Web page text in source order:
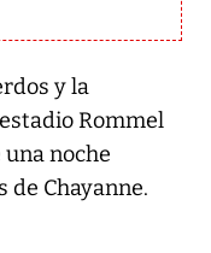
y la
Rommel
noche
de Chayanne.